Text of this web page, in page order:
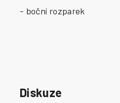
- boční rozparek
Diskuze